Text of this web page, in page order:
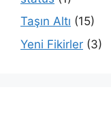
Taşın Altı (15)
Yeni Fikirler (3)